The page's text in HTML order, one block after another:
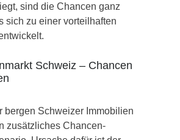
sind die Chancen ganz
sich zu einer vorteilhaften
Schweiz – Chancen
bergen Schweizer Immobilien
zusätzliches Chancen-